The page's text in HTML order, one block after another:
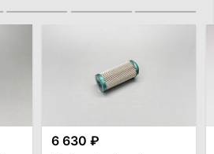
6 630 ₽